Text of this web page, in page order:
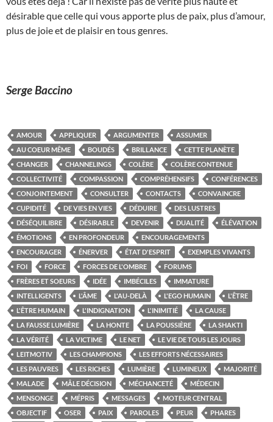
désirable que celle qui vous apporte plus de paix, plus d’amour,
plus de joie et de plaisir en tous genres.
Serge Baccino
AMOUR APPLIQUER ARGUMENTER
ASSUMER
AU COEUR MÊME
BOUDÉS BRILLANCE
CETTE PLANÈTE
CHANGER
CHANNELINGS COLÈRE
COLÈRE CONTENUE
COLLECTIVITÉ
COMPASSION COMPRÉHENSIFS
CONFÉRENCES
CONJOINTEMENT
CONSULTER CONTACTS
CONVAINCRE
CUPIDITÉ
DE VIES EN VIES DÉDUIRE
DES LUSTRES
DÉSÉQUILIBRE
DÉSIRABLE DEVENIR DUALITÉ
ÉLÉVATION
ÉMOTIONS
EN PROFONDEUR
ENCOURAGEMENTS
ENCOURAGER
ÉNERVER ÉTAT D'ESPRIT
EXEMPLES VIVANTS
FOI
FORCE FORCES DE L'OMBRE
FORUMS
FRÈRES ET SOEURS
IDÉE IMBÉCILES
IMMATURE
INTELLIGENTS
L'ÂME L'AU-DELÀ L'EGO HUMAIN
L'ÊTRE
L'ÊTRE HUMAIN
L'INDIGNATION L'INIMITIÉ
LA CAUSE
LA FAUSSE LUMIÈRE
LA HONTE LA POUSSIÈRE
LA SHAKTI
LA VÉRITÉ
LA VICTIME LE NET
LE VIE DE TOUS LES JOURS
LEITMOTIV
LES CHAMPIONS
LES EFFORTS NÉCESSAIRES
LES PAUVRES
LES RICHES LUMIÈRE LUMINEUX
MAJORITÉ
MALADE
MÂLE DÉCISION MÉCHANCETÉ
MÉDECIN
MENSONGE
MÉPRIS MESSAGES
MOTEUR CENTRAL
OBJECTIF
OSER PAIX PAROLES PEUR
PHARES